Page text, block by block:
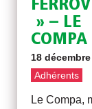
» – LE
COMPA
18
Adhérents
Le Compa,